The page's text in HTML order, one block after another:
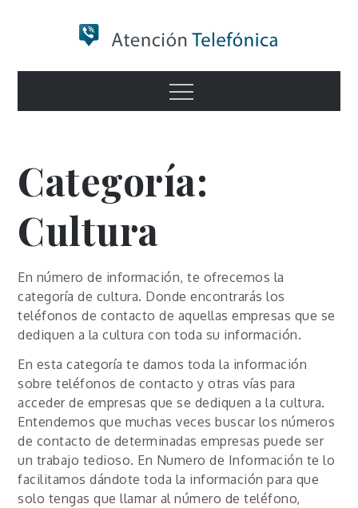
Numero de
Información
Menu
Categoría:
Cultura
En número de información, te ofrecemos la
categoría de cultura. Donde encontrarás los
teléfonos de contacto de aquellas empresas que se
dediquen a la cultura con toda su información.
En esta categoría te damos toda la información
sobre teléfonos de contacto y otras vías para
acceder de empresas que se dediquen a la cultura.
Entendemos que muchas veces buscar los números
de contacto de determinadas empresas puede ser
un trabajo tedioso. En Numero de Información te lo
facilitamos dándote toda la información para que
solo tengas que llamar al número de teléfono,